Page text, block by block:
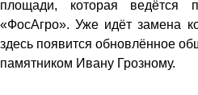
площади, которая ведётся
«ФосАгро». Уже идёт замена
здесь появится обновлённое
памятником Ивану Грозному.